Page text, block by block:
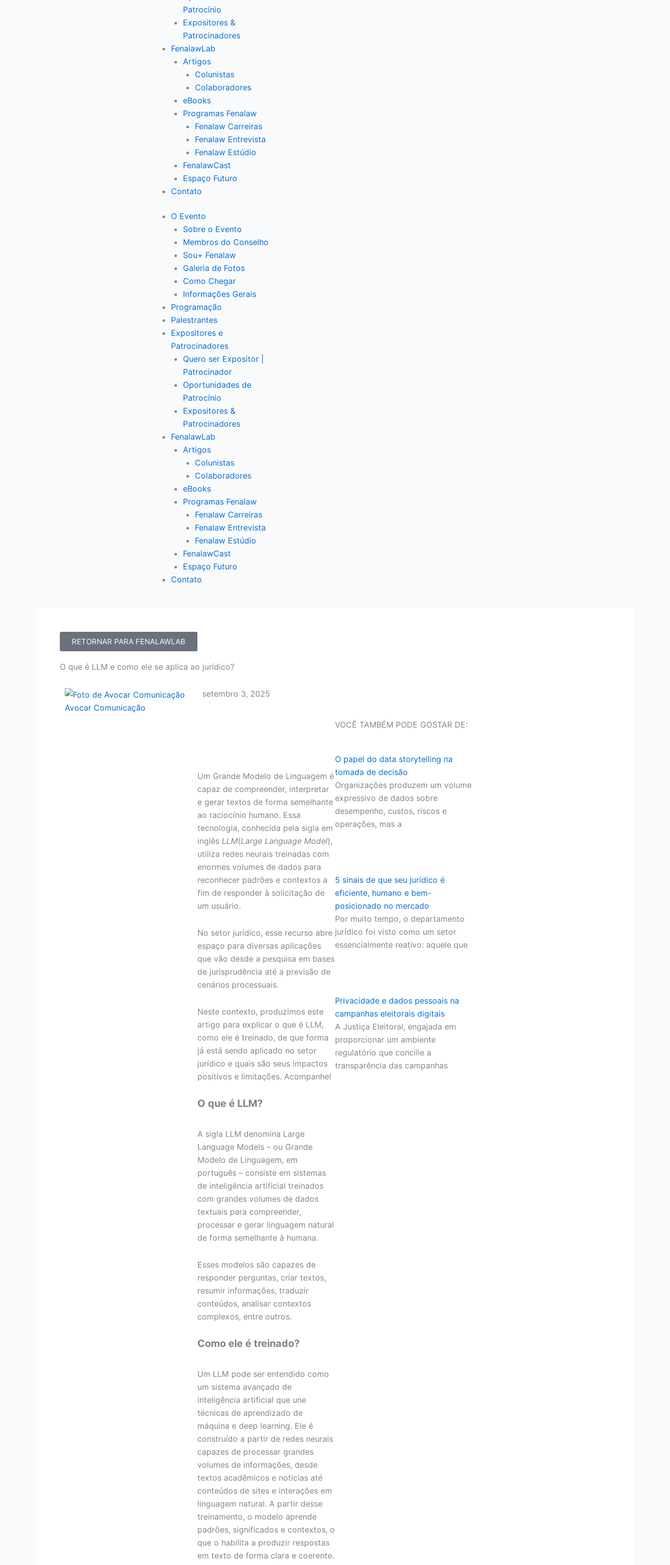
Patrocínio
Expositores &
Patrocinadores
FenalawLab
Artigos
Colunistas
Colaboradores
eBooks
Programas Fenalaw
Fenalaw Carreiras
Fenalaw Entrevista
Fenalaw Estúdio
FenalawCast
Espaço Futuro
Contato
O Evento
Sobre o Evento
Membros do Conselho
Sou+ Fenalaw
Galeria de Fotos
Como Chegar
Informações Gerais
Programação
Palestrantes
Expositores e
Patrocinadores
Quero ser Expositor |
Patrocinador
Oportunidades de
Patrocínio
Expositores &
Patrocinadores
FenalawLab
Artigos
Colunistas
Colaboradores
eBooks
Programas Fenalaw
Fenalaw Carreiras
Fenalaw Entrevista
Fenalaw Estúdio
FenalawCast
Espaço Futuro
Contato
RETORNAR PARA FENALAWLAB
O que é LLM e como ele se aplica ao jurídico?
Avocar Comunicação
setembro 3, 2025
Um Grande Modelo de Linguagem é
capaz de compreender, interpretar
e gerar textos de forma semelhante
ao raciocínio humano. Essa
tecnologia, conhecida pela sigla em
inglês LLM(Large Language Model),
utiliza redes neurais treinadas com
enormes volumes de dados para
reconhecer padrões e contextos a
fim de responder à solicitação de
um usuário.
No setor jurídico, esse recurso abre
espaço para diversas aplicações
que vão desde a pesquisa em bases
de jurisprudência até a previsão de
cenários processuais.
Neste contexto, produzimos este
artigo para explicar o que é LLM,
como ele é treinado, de que forma
já está sendo aplicado no setor
jurídico e quais são seus impactos
positivos e limitações. Acompanhe!
O que é LLM?
A sigla LLM denomina Large
Language Models – ou Grande
Modelo de Linguagem, em
português – consiste em sistemas
de inteligência artificial treinados
com grandes volumes de dados
textuais para compreender,
processar e gerar linguagem natural
de forma semelhante à humana.
Esses modelos são capazes de
responder perguntas, criar textos,
resumir informações, traduzir
conteúdos, analisar contextos
complexos, entre outros.
Como ele é treinado?
Um LLM pode ser entendido como
um sistema avançado de
inteligência artificial que une
técnicas de aprendizado de
máquina e deep learning. Ele é
construído a partir de redes neurais
capazes de processar grandes
volumes de informações, desde
textos acadêmicos e notícias até
conteúdos de sites e interações em
linguagem natural. A partir desse
treinamento, o modelo aprende
padrões, significados e contextos, o
que o habilita a produzir respostas
em texto de forma clara e coerente.
VOCÊ TAMBÉM PODE GOSTAR DE:
O papel do data storytelling na
tomada de decisão
Organizações produzem um volume
expressivo de dados sobre
desempenho, custos, riscos e
operações, mas a
5 sinais de que seu jurídico é
eficiente, humano e bem-
posicionado no mercado
Por muito tempo, o departamento
jurídico foi visto como um setor
essencialmente reativo: aquele que
Privacidade e dados pessoais na
campanhas eleitorais digitais
A Justiça Eleitoral, engajada em
proporcionar um ambiente
regulatório que concilie a
transparência das campanhas